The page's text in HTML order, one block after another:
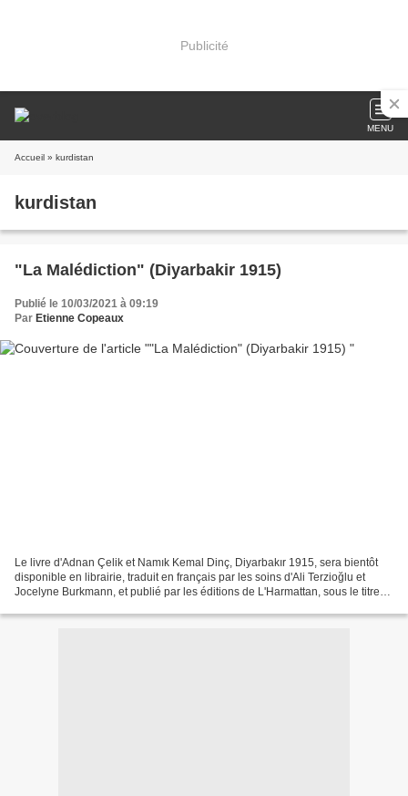
Publicité
MENU
Accueil » kurdistan
kurdistan
"La Malédiction" (Diyarbakir 1915)
Publié le 10/03/2021 à 09:19
Par Etienne Copeaux
Le livre d'Adnan Çelik et Namık Kemal Dinç, Diyarbakır 1915, sera bientôt
disponible en librairie, traduit en français par les soins d'Ali Terzioğlu et
Jocelyne Burkmann, et publié par les éditions de L'Harmattan, sous le titre